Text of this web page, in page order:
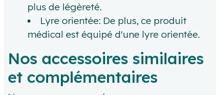
plus de légèreté.
Lyre orientée: De plus, ce produit
médical est équipé d'une lyre orientée.
Nos accessoires similaires
et complémentaires